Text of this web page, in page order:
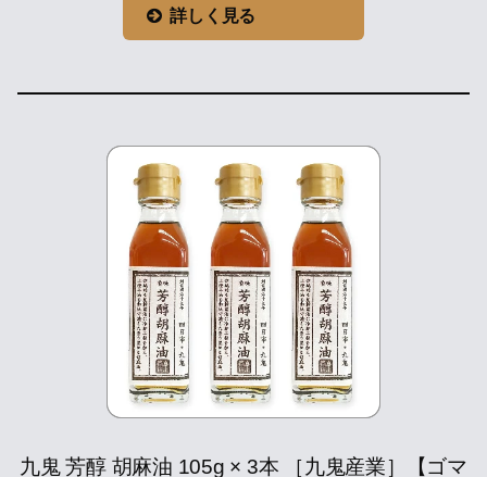
詳しく見る
九鬼 芳醇 胡麻油 105g × 3本 ［九鬼産業］【ゴマ